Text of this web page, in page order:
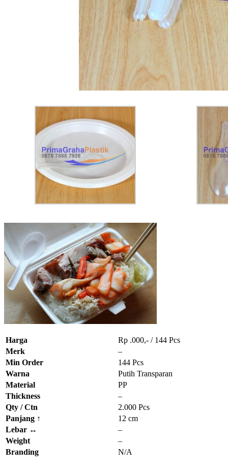
Harga
Rp .000,- / 144 Pcs
Merk
–
Min Order
144 Pcs
Warna
Putih Transparan
Material
PP
Thickness
–
Qty / Ctn
2.000 Pcs
Panjang ↑
12 cm
Lebar ↔
–
Weight
–
Branding
N/A